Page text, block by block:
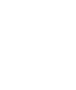
search